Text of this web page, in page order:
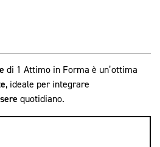
di 1 Attimo in Forma è un’ottima
, ideale per integrare
quotidiano.